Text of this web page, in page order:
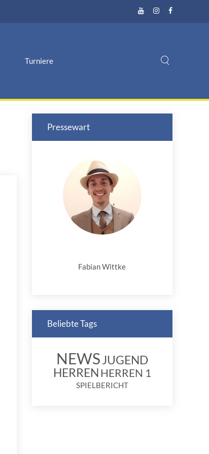
Turniere
Pressewart
Fabian Wittke
Beliebte Tags
NEWSJUGEND
HERREN HERREN 1
SPIELBERICHT